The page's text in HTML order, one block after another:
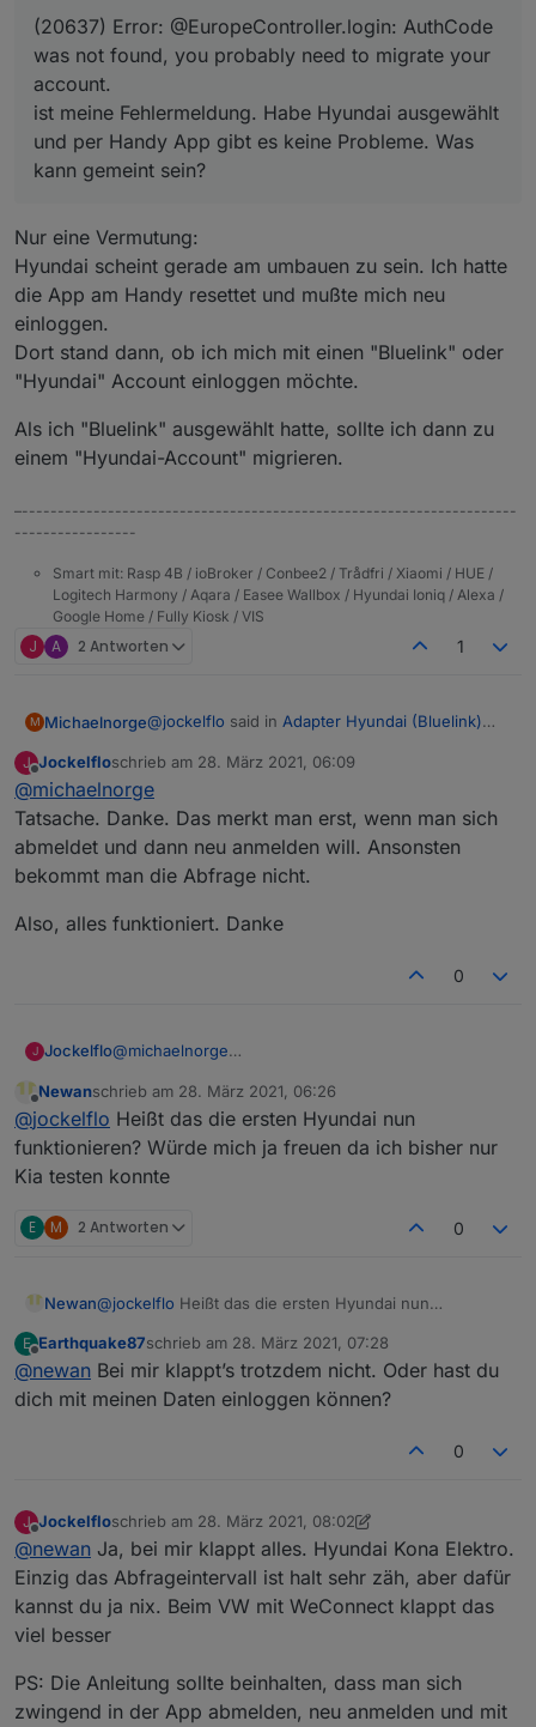
(20637) Error: @EuropeController.login: AuthCode
was not found, you probably need to migrate your
account.
ist meine Fehlermeldung. Habe Hyundai ausgewählt
und per Handy App gibt es keine Probleme. Was
kann gemeint sein?
Nur eine Vermutung:
Hyundai scheint gerade am umbauen zu sein. Ich hatte
die App am Handy resettet und mußte mich neu
einloggen.
Dort stand dann, ob ich mich mit einen "Bluelink" oder
"Hyundai" Account einloggen möchte.
Als ich "Bluelink" ausgewählt hatte, sollte ich dann zu
einem "Hyundai-Account" migrieren.
–---------------------------------------------------------------------
-----------------
Smart mit: Rasp 4B / ioBroker / Conbee2 / Trådfri / Xiaomi / HUE /
Logitech Harmony / Aqara / Easee Wallbox / Hyundai Ioniq / Alexa /
Google Home / Fully Kiosk / VIS
J A 2 Antworten 1
M Michaelnorge@jockelflo said in Adapter Hyundai (Bluelink)
AuthCode was not found, you probably
need to migrate your account.
ist meine Fehlermeldung. Habe Hyundai
ausgewählt und per Handy App gibt es
Nur eine Vermutung:
Hyundai scheint gerade am umbauen zu sein.
Ich hatte die App am Handy resettet und mußte
Dort stand dann, ob ich mich mit einen "Bluelink"
Als ich "Bluelink" ausgewählt hatte, sollte ich
J
Offline
Jockelfloschrieb am 28. März 2021, 06:09
zuletzt editiert von
@michaelnorge
Tatsache. Danke. Das merkt man erst, wenn man sich
abmeldet und dann neu anmelden will. Ansonsten
bekommt man die Abfrage nicht.
Also, alles funktioniert. Danke
0
J Jockelflo@michaelnorge
abmeldet und dann neu anmelden will. Ansonsten
bekommt man die Abfrage nicht.
Also, alles funktioniert. Danke
Offline
Newanschrieb am 28. März 2021, 06:26
zuletzt editiert von
@jockelflo Heißt das die ersten Hyundai nun
funktionieren? Würde mich ja freuen da ich bisher nur
Kia testen konnte
E M 2 Antworten 0
Newan@jockelflo Heißt das die ersten Hyundai nun
Kia testen konnte
E Earthquake87schrieb am 28. März 2021, 07:28
zuletzt editiert von
@newan Bei mir klappt’s trotzdem nicht. Oder hast du
dich mit meinen Daten einloggen können?
0
J Jockelfloschrieb am 28. März 2021, 08:02
zuletzt editiert von Jockelflo
@newan Ja, bei mir klappt alles. Hyundai Kona Elektro.
Einzig das Abfrageintervall ist halt sehr zäh, aber dafür
kannst du ja nix. Beim VW mit WeConnect klappt das
viel besser
PS: Die Anleitung sollte beinhalten, dass man sich
zwingend in der App abmelden, neu anmelden und mit